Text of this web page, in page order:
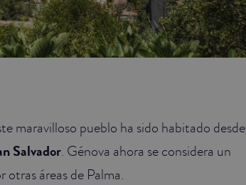
maravilloso pueblo ha sido habitado desde
Salvador. Génova ahora se considera un
otras áreas de Palma.